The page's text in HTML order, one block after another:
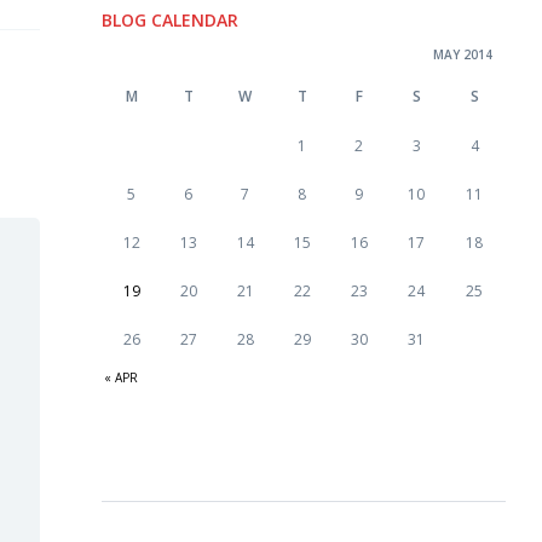
BLOG CALENDAR
MAY 2014
M T W T F S S
« APR
1 2 3 4
5 6 7 8 9 10 11
12 13 14 15 16 17 18
19 20 21 22 23 24 25
26 27 28 29 30 31